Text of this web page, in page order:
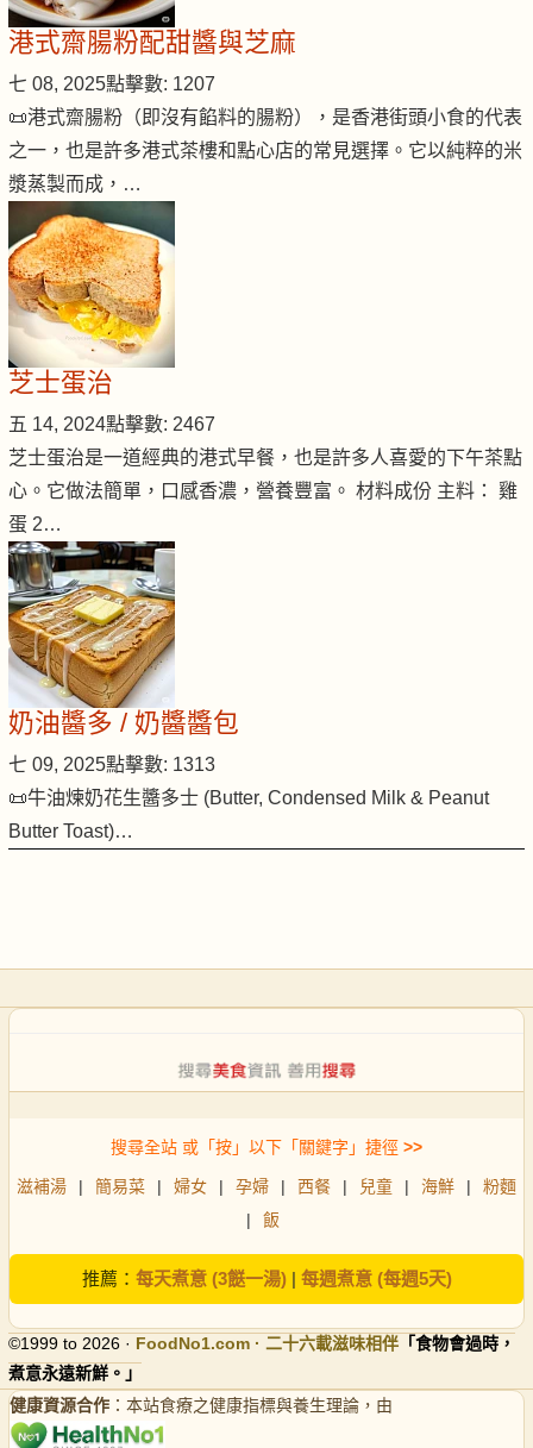
港式齋腸粉配甜醬與芝麻
七 08, 2025點擊數: 1207
📜港式齋腸粉（即沒有餡料的腸粉），是香港街頭小食的代表
之一，也是許多港式茶樓和點心店的常見選擇。它以純粹的米
漿蒸製而成，…
芝士蛋治
五 14, 2024點擊數: 2467
芝士蛋治是一道經典的港式早餐，也是許多人喜愛的下午茶點
心。它做法簡單，口感香濃，營養豐富。 材料成份 主料： 雞
蛋 2…
奶油醬多 / 奶醬醬包
七 09, 2025點擊數: 1313
📜牛油煉奶花生醬多士 (Butter, Condensed Milk & Peanut
Butter Toast)…
搜尋全站 或「按」以下「關鍵字」捷徑 >>
滋補湯 | 簡易菜 | 婦女 | 孕婦 | 西餐 | 兒童 | 海鮮 |
粉麵
|
飯
推薦： 每天煮意 (3餸一湯)| 每週煮意 (每週5天)
©1999 to 2026 · FoodNo1.com · 二十六載滋味相伴 「食物會過時，
煮意永遠新鮮。」
健康資源合作 ：本站食療之健康指標與養生理論，由